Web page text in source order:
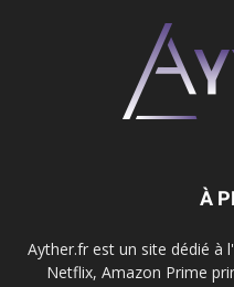
À
Ayther.fr est un site dédié à
Netflix, Amazon Prime